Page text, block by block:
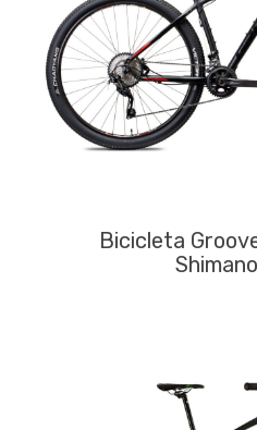
Bicicleta